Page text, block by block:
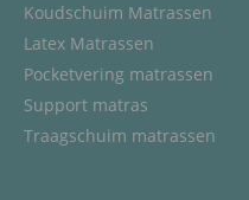
Koudschuim Matrassen
Latex Matrassen
Pocketvering matrassen
Support matras
Traagschuim matrassen